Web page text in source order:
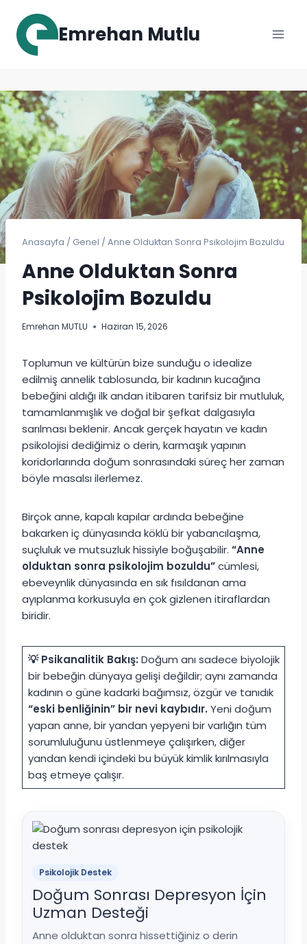
content
Emrehan Mutlu
Anasayfa / Genel / Anne Olduktan Sonra Psikolojim Bozuldu
Anne Olduktan Sonra
Psikolojim Bozuldu
Emrehan MUTLU Haziran 15, 2026
Toplumun ve kültürün bize sunduğu o idealize
edilmiş annelik tablosunda, bir kadının kucağına
bebeğini aldığı ilk andan itibaren tarifsiz bir mutluluk,
tamamlanmışlık ve doğal bir şefkat dalgasıyla
sarılması beklenir. Ancak gerçek hayatın ve kadın
psikolojisi dediğimiz o derin, karmaşık yapının
koridorlarında doğum sonrasındaki süreç her zaman
böyle masalsı ilerlemez.
Birçok anne, kapalı kapılar ardında bebeğine
bakarken iç dünyasında köklü bir yabancılaşma,
suçluluk ve mutsuzluk hissiyle boğuşabilir. “Anne
olduktan sonra psikolojim bozuldu”cümlesi,
ebeveynlik dünyasında en sık fısıldanan ama
ayıplanma korkusuyla en çok gizlenen itiraflardan
biridir.
💡 Psikanalitik Bakış: Doğum anı sadece biyolojik
bir bebeğin dünyaya gelişi değildir; aynı zamanda
kadının o güne kadarki bağımsız, özgür ve tanıdık
“eski benliğinin” bir nevi kaybıdır. Yeni doğum
yapan anne, bir yandan yepyeni bir varlığın tüm
sorumluluğunu üstlenmeye çalışırken, diğer
yandan kendi içindeki bu büyük kimlik kırılmasıyla
baş etmeye çalışır.
Psikolojik Destek
Doğum Sonrası Depresyon İçin
Uzman Desteği
Anne olduktan sonra hissettiğiniz o derin